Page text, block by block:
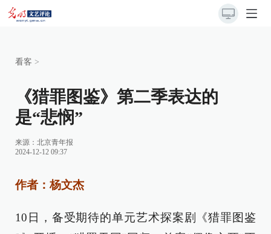
看客 >
《猎罪图鉴》第二季表达的
是“悲悯”
来源： 北京青年报
2024-12-12 09:37
作者：杨文杰
10日，备受期待的单元艺术探案剧《猎罪图鉴